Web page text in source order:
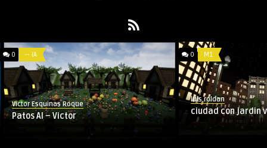
0 -- IA
Victor Esquinas Roque
Patos AI – Victor
0 M1
luis.roldan
ciudad con jardin